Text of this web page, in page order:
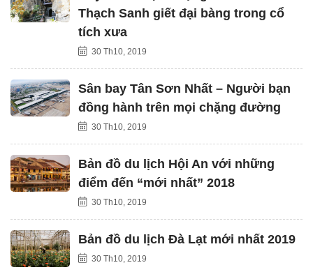
Thạch Sanh giết đại bàng trong cổ
tích xưa
30 Th10, 2019
Sân bay Tân Sơn Nhất – Người bạn
đồng hành trên mọi chặng đường
30 Th10, 2019
Bản đồ du lịch Hội An với những
điểm đến “mới nhất” 2018
30 Th10, 2019
Bản đồ du lịch Đà Lạt mới nhất 2019
30 Th10, 2019